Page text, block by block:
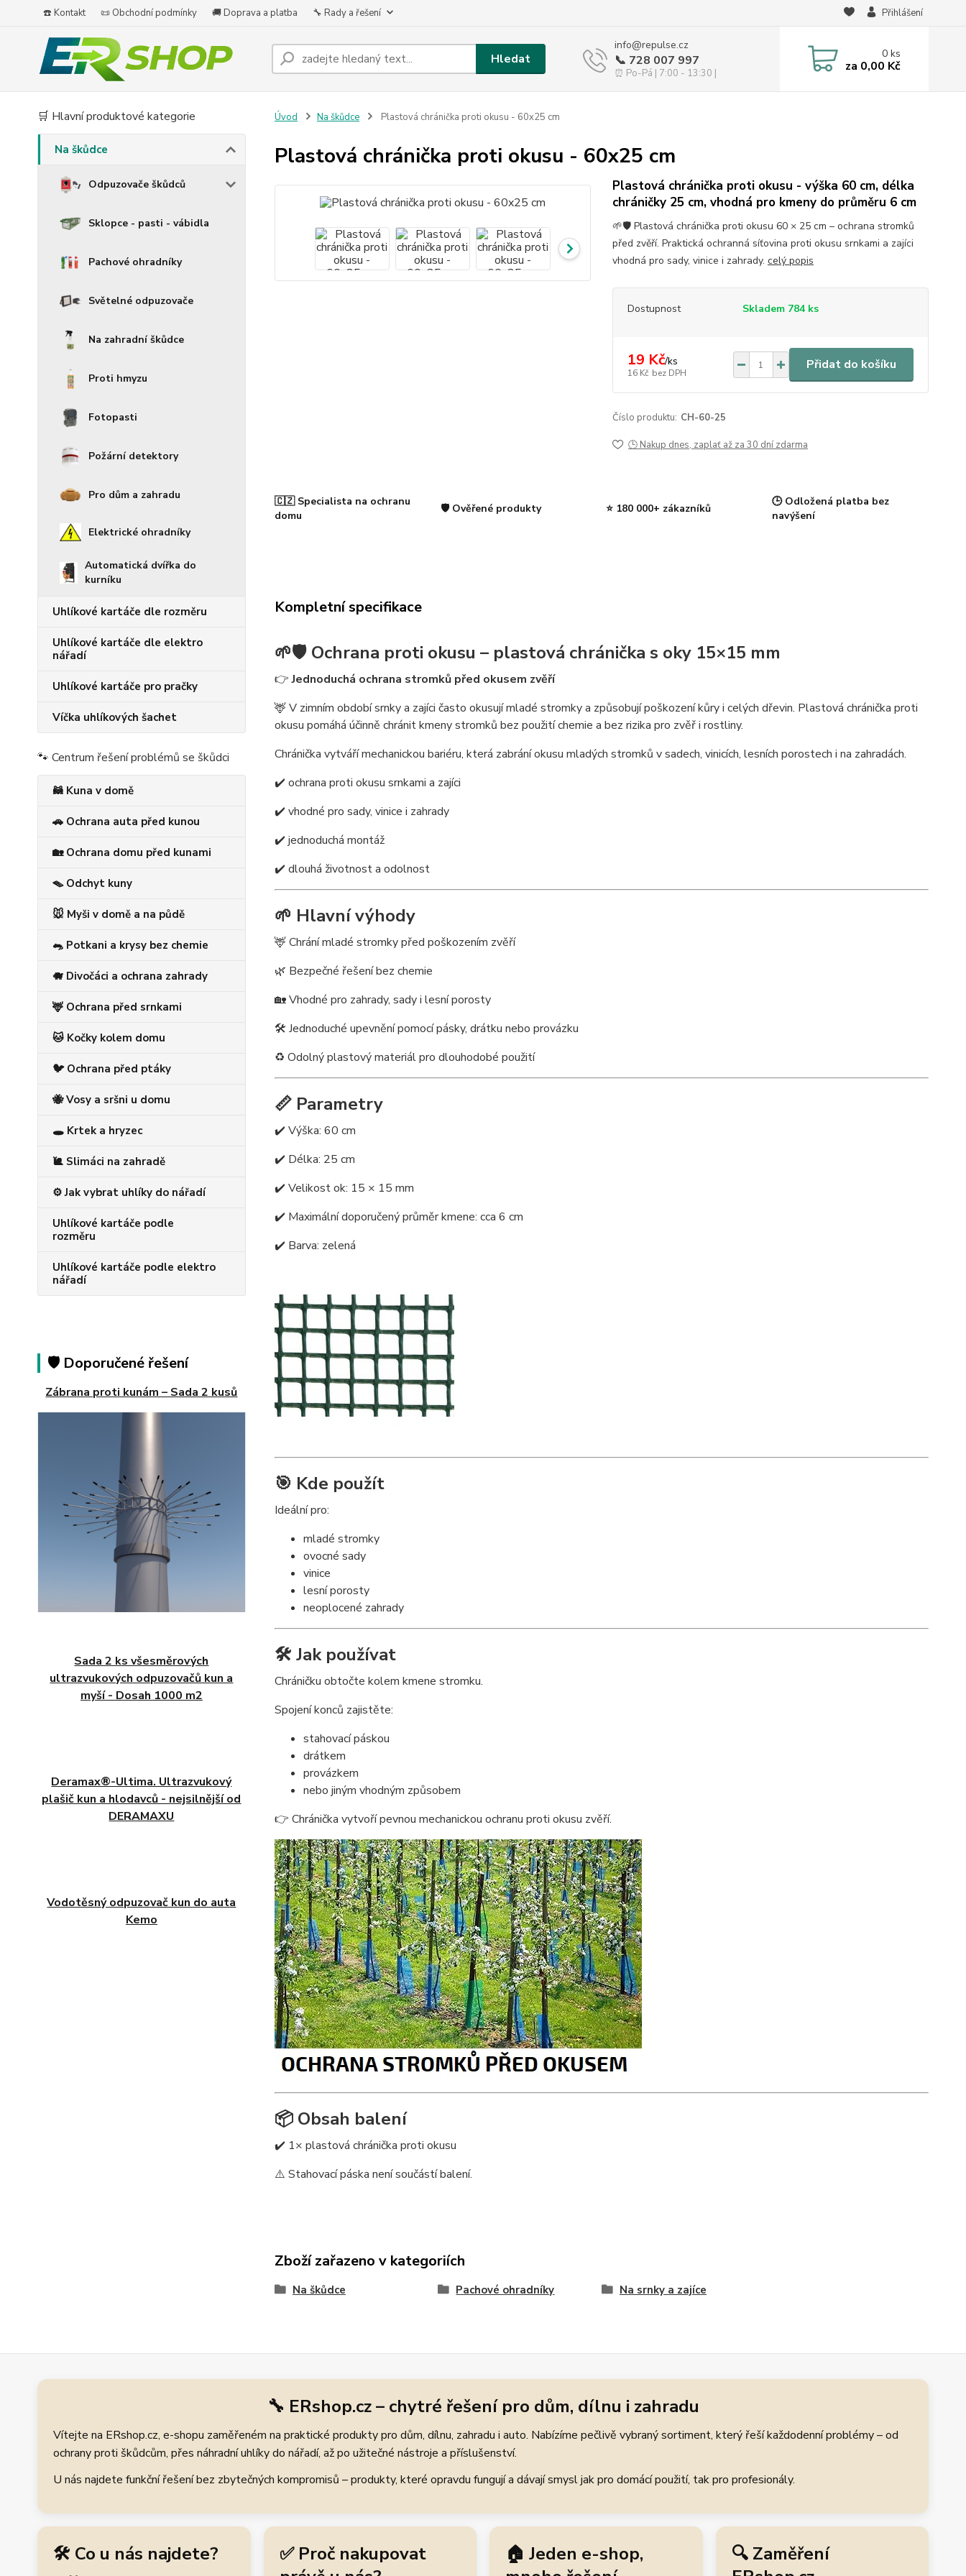
☎️ Kontakt 📜 Obchodní podmínky 🚚 Doprava a platba 🔧 Rady a řešení Přihlášení
Hledat
info@repulse.cz
📞 728 007 997
⏰ Po-Pá | 7:00 - 13:30 |
0ks
za 0,00 Kč
🛒 Hlavní produktové kategorie
Na škůdce
Odpuzovače škůdců
Sklopce - pasti - vábidla
Pachové ohradníky
Světelné odpuzovače
Na zahradní škůdce
Proti hmyzu
Fotopasti
Požární detektory
Pro dům a zahradu
Elektrické ohradníky
Automatická dvířka do
kurníku
Uhlíkové kartáče dle rozměru
Uhlíkové kartáče dle elektro
nářadí
Uhlíkové kartáče pro pračky
Víčka uhlíkových šachet
🐾 Centrum řešení problémů se škůdci
🦝 Kuna v domě
🚗 Ochrana auta před kunou
🏡 Ochrana domu před kunami
🪤 Odchyt kuny
🐭 Myši v domě a na půdě
🐀 Potkani a krysy bez chemie
🐗 Divočáci a ochrana zahrady
🦌 Ochrana před srnkami
🐱 Kočky kolem domu
🐦 Ochrana před ptáky
🐝 Vosy a sršni u domu
🕳️ Krtek a hryzec
🐌 Slimáci na zahradě
⚙️ Jak vybrat uhlíky do nářadí
Uhlíkové kartáče podle
rozměru
Uhlíkové kartáče podle elektro
nářadí
🛡️ Doporučené řešení
Zábrana proti kunám – Sada 2 kusů
Sada 2 ks všesměrových
ultrazvukových odpuzovačů kun a
myší - Dosah 1000 m2
Deramax®-Ultima. Ultrazvukový
plašič kun a hlodavců - nejsilnější od
DERAMAXU
Vodotěsný odpuzovač kun do auta
Kemo
Úvod Na škůdce Plastová chránička proti okusu - 60x25 cm
Plastová chránička proti okusu - 60x25 cm
Plastová chránička proti okusu - výška 60 cm, délka
chráničky 25 cm, vhodná pro kmeny do průměru 6 cm
🌱🛡️ Plastová chránička proti okusu 60 × 25 cm – ochrana stromků
před zvěří. Praktická ochranná síťovina proti okusu srnkami a zajíci
vhodná pro sady, vinice i zahrady. celý popis
Dostupnost Skladem 784 ks
19 Kč/ks
16 Kč bez DPH
Přidat do košíku
Číslo produktu: CH-60-25
🕒 Nakup dnes, zaplať až za 30 dní zdarma
🇨🇿 Specialista na ochranu
domu
🛡️ Ověřené produkty ⭐ 180 000+ zákazníků
🕒 Odložená platba bez
navýšení
Kompletní specifikace
🌱🛡️ Ochrana proti okusu – plastová chránička s oky 15×15 mm
👉Jednoduchá ochrana stromků před okusem zvěří
🦌 V zimním období srnky a zajíci často okusují mladé stromky a způsobují poškození kůry i celých dřevin. Plastová chránička proti
okusu pomáhá účinně chránit kmeny stromků bez použití chemie a bez rizika pro zvěř i rostliny.
Chránička vytváří mechanickou bariéru, která zabrání okusu mladých stromků v sadech, vinicích, lesních porostech i na zahradách.
✔️ ochrana proti okusu srnkami a zajíci
✔️ vhodné pro sady, vinice i zahrady
✔️ jednoduchá montáž
✔️ dlouhá životnost a odolnost
🌱 Hlavní výhody
🦌 Chrání mladé stromky před poškozením zvěří
🌿 Bezpečné řešení bez chemie
🏡 Vhodné pro zahrady, sady i lesní porosty
🛠️ Jednoduché upevnění pomocí pásky, drátku nebo provázku
♻️ Odolný plastový materiál pro dlouhodobé použití
📏 Parametry
✔️ Výška: 60 cm
✔️ Délka: 25 cm
✔️ Velikost ok: 15 × 15 mm
✔️ Maximální doporučený průměr kmene: cca 6 cm
✔️ Barva: zelená
🎯 Kde použít
Ideální pro:
mladé stromky
ovocné sady
vinice
lesní porosty
neoplocené zahrady
🛠️ Jak používat
Chráničku obtočte kolem kmene stromku.
Spojení konců zajistěte:
stahovací páskou
drátkem
provázkem
nebo jiným vhodným způsobem
👉 Chránička vytvoří pevnou mechanickou ochranu proti okusu zvěří.
📦 Obsah balení
✔️ 1× plastová chránička proti okusu
⚠️ Stahovací páska není součástí balení.
Zboží zařazeno v kategoriích
Na škůdce Pachové ohradníky Na srnky a zajíce
🔧 ERshop.cz – chytré řešení pro dům, dílnu i zahradu
Vítejte na ERshop.cz, e-shopu zaměřeném na praktické produkty pro dům, dílnu, zahradu i auto. Nabízíme pečlivě vybraný sortiment, který řeší každodenní problémy – od
ochrany proti škůdcům, přes náhradní uhlíky do nářadí, až po užitečné nástroje a příslušenství.
U nás najdete funkční řešení bez zbytečných kompromisů – produkty, které opravdu fungují a dávají smysl jak pro domácí použití, tak pro profesionály.
🛠️ Co u nás najdete?
✅ Proč nakupovat
🏠 Jeden e-shop,
🔍 Zaměření